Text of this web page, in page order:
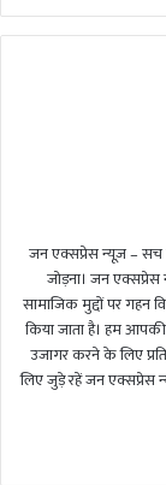
जन एक्सप्रेस न्यूज़ – सच
जोड़ना। जन
सामाजिक मुद्दों पर गहन
किया जाता है। हम
उजागर करने के लिए
लिए जुड़े रहें जन एक्सप्रेस